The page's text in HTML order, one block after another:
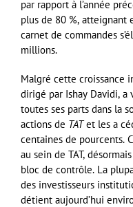
par rapport à l’année
plus de 80 %, atteignant
carnet de commandes
millions.
Malgré cette croissance
dirigé par Ishay Davidi, a
toutes ses parts dans la
actions de TATet les a
centaines de pourcents.
au sein de TAT,
bloc de contrôle. La
des investisseurs
détient aujourd’hui